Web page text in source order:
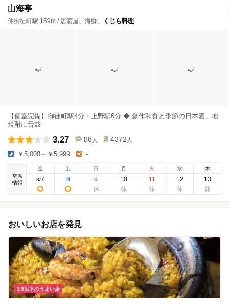
山海亭
仲御徒町駅 159m / 居酒屋、海鮮、 くじら料理
【個室完備】御徒町駅4分・上野駅6分 ◆ 創作和食と季節の日本酒、地
焼酎に舌鼓
3.27 88 人 4372 人
￥5,000～￥5,999 -
空席
情報
金
8/7
土
8
日
9
月
10
火
11
水
12
木
13
おいしいお店を発見
3.5以下のうまい店